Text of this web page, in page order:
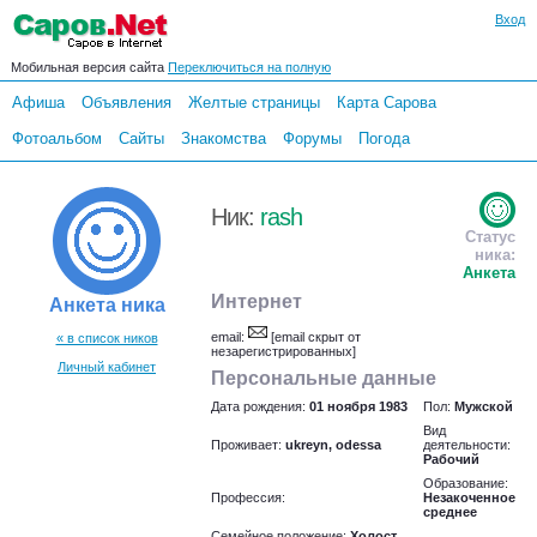
Вход
Мобильная версия сайта Переключиться на полную
Афиша Объявления Желтые страницы
Карта Сарова
Фотоальбом
Сайты Знакомства Форумы Погода
Анкета ника
« в список ников
Личный кабинет
Ник: rash
Статус
ника:
Анкета
Интернет
email:
[email скрыт от
незарегистрированных]
Персональные данные
Дата рождения: 01 ноября 1983 Пол: Мужской
Проживает: ukreyn, odessa
Вид
деятельности:
Рабочий
Профессия:
Образование:
Незакоченное
среднее